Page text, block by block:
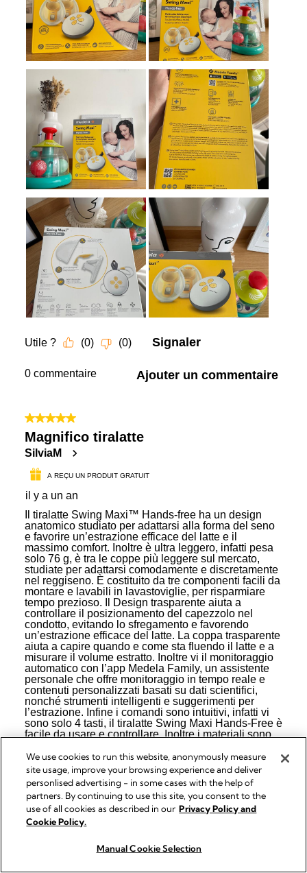
Acheter maintenant
Acheter maintenant
We use cookies to run this website, anonymously measure
site usage, improve your browsing experience and deliver
personlised advertising - in some cases with the help of
partners. By continuing to use this site, you consent to the
use of all cookies as described in our Privacy Policy and
Cookie Policy.
Manual Cookie Selection